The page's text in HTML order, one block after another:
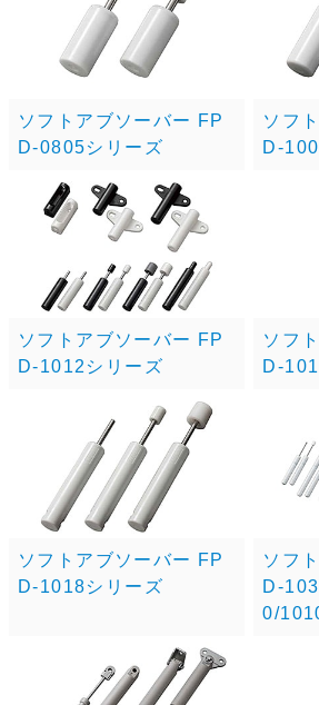
ソフトアブソーバー FP
D-0805シリーズ
ソフ
D-
ソフトアブソーバー FP
D-1012シリーズ
ソフ
D-
ソフトアブソーバー FP
D-1018シリーズ
ソフ
D-
0/